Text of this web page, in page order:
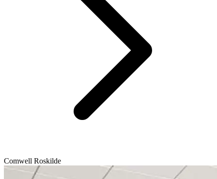
Comwell Roskilde